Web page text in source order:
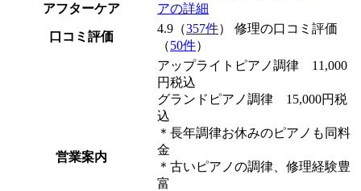
アフターケア
アの詳細
口コミ評価
4.9（357件） 修理の口コミ評価
（50件）
営業案内
アップライトピアノ調律 11,000
円税込
グランドピアノ調律 15,000円税
込
＊長年調律お休みのピアノも同料
金
＊古いピアノの調律、修理経験豊
富